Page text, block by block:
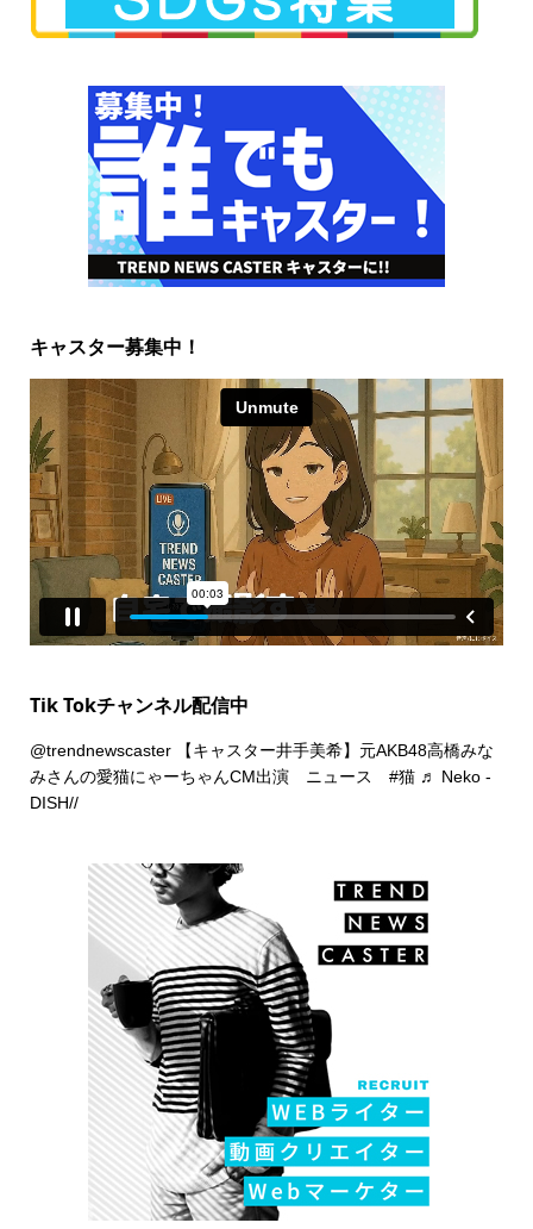
キャスター募集中！
Tik Tokチャンネル配信中
@trendnewscaster【キャスター井手美希】元AKB48高橋みな
みさんの愛猫にゃーちゃんCM出演 ニュース #猫 ♬ Neko -
DISH//